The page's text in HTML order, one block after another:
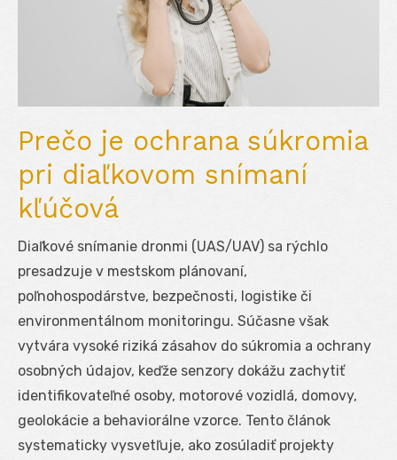
Prečo je ochrana súkromia
pri diaľkovom snímaní
kľúčová
Diaľkové snímanie dronmi (UAS/UAV) sa rýchlo
presadzuje v mestskom plánovaní,
poľnohospodárstve, bezpečnosti, logistike či
environmentálnom monitoringu. Súčasne však
vytvára vysoké riziká zásahov do súkromia a ochrany
osobných údajov, keďže senzory dokážu zachytiť
identifikovateľné osoby, motorové vozidlá, domovy,
geolokácie a behaviorálne vzorce. Tento článok
systematicky vysvetľuje, ako zosúladiť projekty